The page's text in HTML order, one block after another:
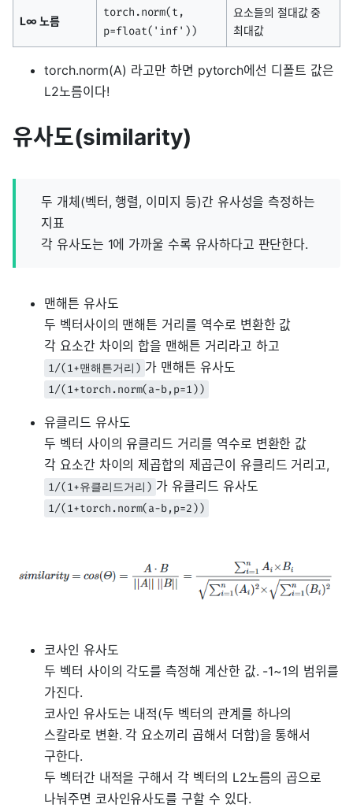
L∞ 노름
torch.norm(t,
p=float('inf'))
요소들의 절대값 중
최대값
torch.norm(A) 라고만 하면 pytorch에선 디폴트 값은
L2노름이다!
유사도(similarity)
두 개체(벡터, 행렬, 이미지 등)간 유사성을 측정하는
지표
각 유사도는 1에 가까울 수록 유사하다고 판단한다.
맨해튼 유사도
두 벡터사이의 맨해튼 거리를 역수로 변환한 값
각 요소간 차이의 합을 맨해튼 거리라고 하고
1/(1+맨해튼거리) 가 맨해튼 유사도
1/(1+torch.norm(a-b,p=1))
유클리드 유사도
두 벡터 사이의 유클리드 거리를 역수로 변환한 값
각 요소간 차이의 제곱합의 제곱근이 유클리드 거리고,
1/(1+유클리드거리) 가 유클리드 유사도
1/(1+torch.norm(a-b,p=2))
코사인 유사도
두 벡터 사이의 각도를 측정해 계산한 값. -1~1의 범위를
가진다.
코사인 유사도는 내적(두 벡터의 관계를 하나의
스칼라로 변환. 각 요소끼리 곱해서 더함)을 통해서
구한다.
두 벡터간 내적을 구해서 각 벡터의 L2노름의 곱으로
나눠주면 코사인유사도를 구할 수 있다.